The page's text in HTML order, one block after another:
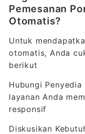
Pemesanan
Otomatis?
Untuk
otomatis, Anda
berikut
Hubungi
layanan Anda
responsif
Diskusikan